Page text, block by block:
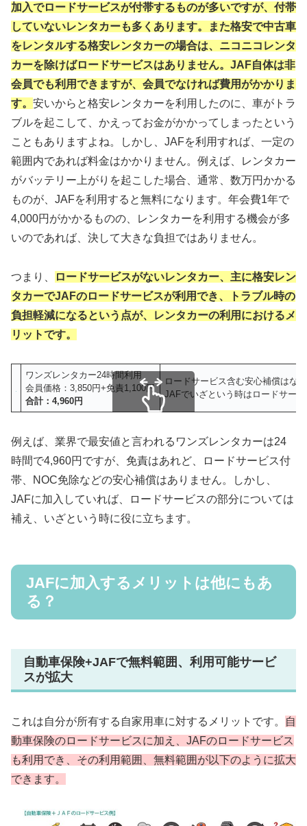
加入でロードサービスが付帯するものが多いですが、付帯
していないレンタカーも多くあります。また格安で中古車
をレンタルする格安レンタカーの場合は、ニコニコレンタ
カーを除けばロードサービスはありません。 JAF自体は非
会員でも利用できますが、会員でなければ費用がかかりま
す。 安いからと格安レンタカーを利用したのに、車がトラ
ブルを起こして、かえってお金がかかってしまったという
こともありますよね。しかし、JAFを利用すれば、一定の
範囲内であれば料金はかかりません。例えば、レンタカー
がバッテリー上がりを起こした場合、通常、数万円かかる
ものが、JAFを利用すると無料になります。年会費1年で
4,000円がかかるものの、レンタカーを利用する機会が多
いのであれば、決して大きな負担ではありません。
つまり、
ロードサービスがないレンタカー、主に格安レン
タカーでJAFのロードサービスが利用でき、トラブル時の
負担軽減になるという点が、レンタカーの利用におけるメ
リットです。
ワンズレンタカー24時間利用
会員価格：3,850円+免責1,100円
合計：4,960円
ロードサービス含む安心補償はなし
JAFでいざという時はロードサー
例えば、業界で最安値と言われるワンズレンタカーは24
時間で4,960円ですが、免責はあれど、ロードサービス付
帯、NOC免除などの安心補償はありません。しかし、
JAFに加入していれば、ロードサービスの部分については
補え、いざという時に役に立ちます。
JAFに加入するメリットは他にもあ
る？
自動車保険+JAFで無料範囲、利用可能サービ
スが拡大
これは自分が所有する自家用車に対するメリットです。
自
動車保険のロードサービスに加え、JAFのロードサービス
も利用でき、その利用範囲
無料範囲 が以下のように拡大
できます。